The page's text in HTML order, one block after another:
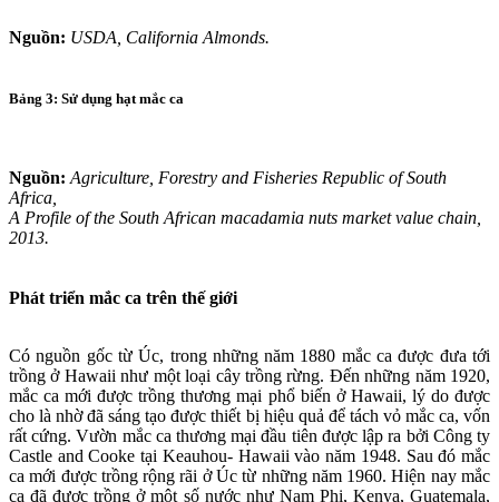
Nguồn: USDA, California Almonds.
Bảng 3: Sử dụng hạt mắc ca
Nguồn: Agriculture, Forestry and Fisheries Republic of South
Africa,
A Profile of the South African macadamia nuts market value chain,
2013.
Phát triển mắc ca trên thế giới
Có nguồn gốc từ Úc, trong những năm 1880 mắc ca được đưa tới
trồng ở Hawaii như một loại cây trồng rừng. Đến những năm 1920,
mắc ca mới được trồng thương mại phổ biến ở Hawaii, lý do được
cho là nhờ đã sáng tạo được thiết bị hiệu quả để tách vỏ mắc ca, vốn
rất cứng. Vườn mắc ca thương mại đầu tiên được lập ra bởi Công ty
Castle and Cooke tại Keauhou- Hawaii vào năm 1948. Sau đó mắc
ca mới được trồng rộng rãi ở Úc từ những năm 1960. Hiện nay mắc
ca đã được trồng ở một số nước như Nam Phi, Kenya, Guatemala,